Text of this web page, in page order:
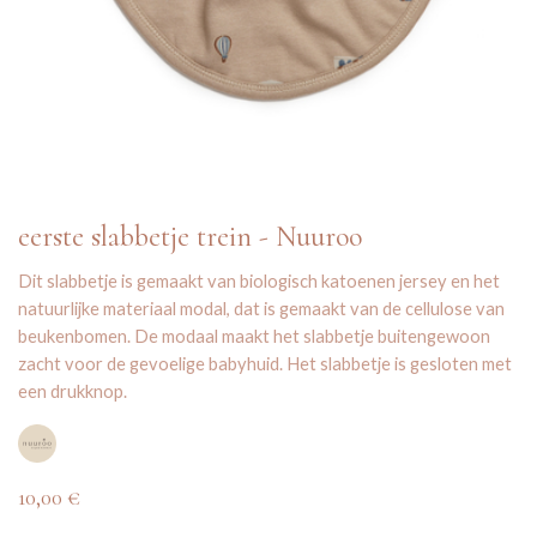
eerste slabbetje trein - Nuuroo
Dit slabbetje is gemaakt van biologisch katoenen jersey en het
natuurlijke materiaal modal, dat is gemaakt van de cellulose van
beukenbomen. De modaal maakt het slabbetje buitengewoon
zacht voor de gevoelige babyhuid. Het slabbetje is gesloten met
een drukknop.
10,00 €